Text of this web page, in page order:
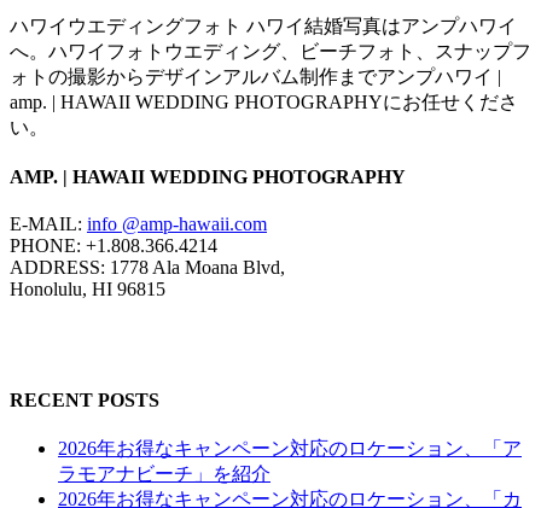
ハワイウエディングフォト ハワイ結婚写真はアンプハワイ
へ。ハワイフォトウエディング、ビーチフォト、スナップフ
ォトの撮影からデザインアルバム制作までアンプハワイ |
amp. | HAWAII WEDDING PHOTOGRAPHYにお任せくださ
い。
AMP. | HAWAII WEDDING PHOTOGRAPHY
E-MAIL: info @amp-hawaii.com
PHONE: +1.808.366.4214
ADDRESS: 1778 Ala Moana Blvd,
Honolulu, HI 96815
RECENT POSTS
2026年お得なキャンペーン対応のロケーション、「ア
ラモアナビーチ」を紹介
2026年お得なキャンペーン対応のロケーション、「カ